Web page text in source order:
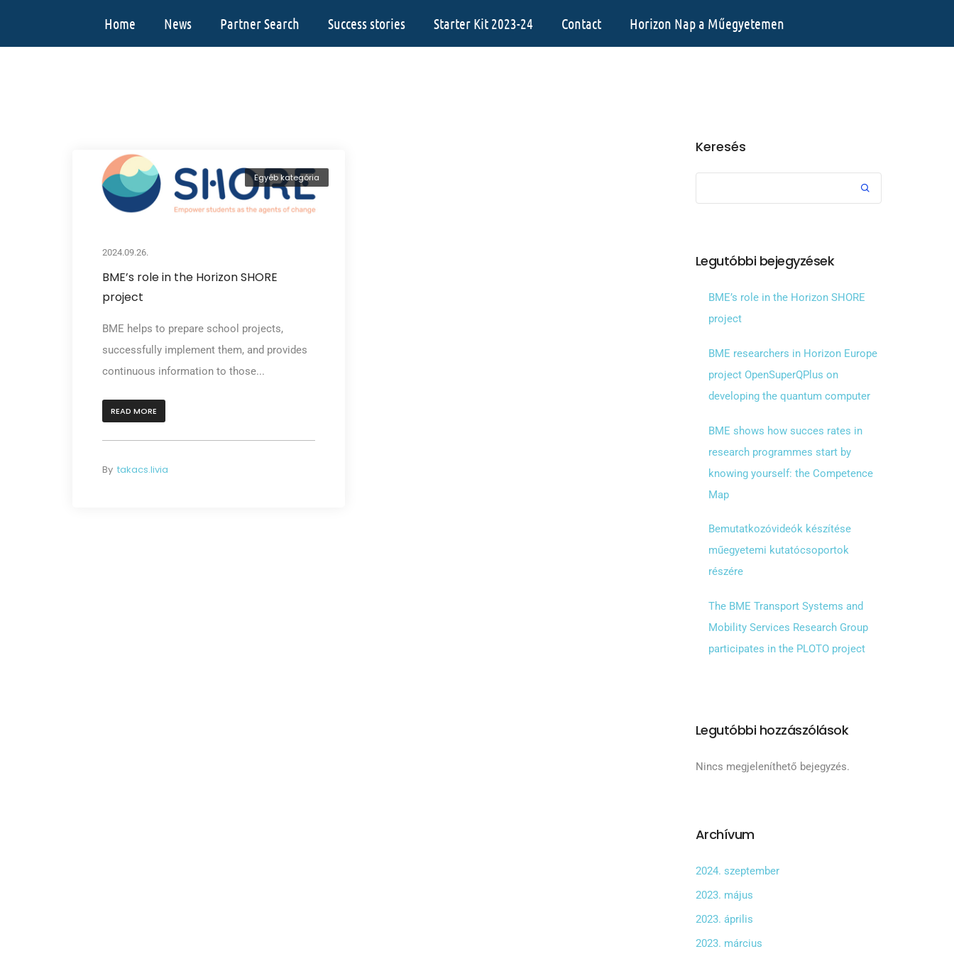
Home News Partner Search Success stories Starter Kit 2023-24 Contact Horizon Nap a Műegyetemen
Egyéb kategória
2024.09.26.
BME’s role in the Horizon SHORE
project
BME helps to prepare school projects,
successfully implement them, and provides
continuous information to those...
READ MORE
By takacs.livia
Keresés
Legutóbbi bejegyzések
BME’s role in the Horizon SHORE
project
BME researchers in Horizon Europe
project OpenSuperQPlus on
developing the quantum computer
BME shows how succes rates in
research programmes start by
knowing yourself: the Competence
Map
Bemutatkozóvideók készítése
műegyetemi kutatócsoportok
részére
The BME Transport Systems and
Mobility Services Research Group
participates in the PLOTO project
Legutóbbi hozzászólások
Nincs megjeleníthető bejegyzés.
Archívum
2024. szeptember
2023. május
2023. április
2023. március